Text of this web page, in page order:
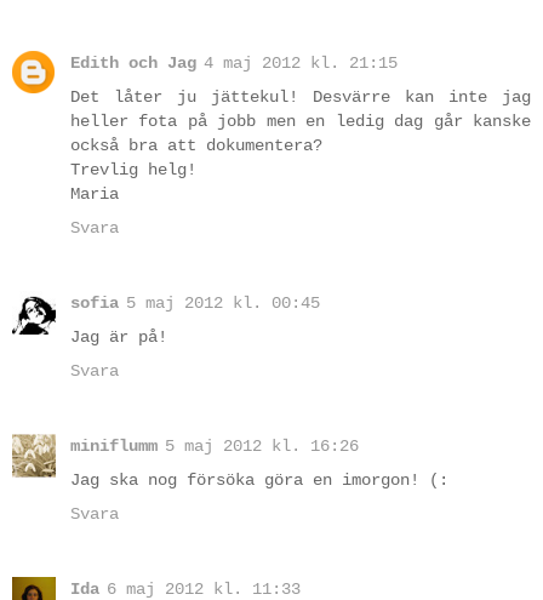
Edith och Jag 4 maj 2012 kl. 21:15
Det låter ju jättekul! Desvärre kan inte jag
heller fota på jobb men en ledig dag går kanske
också bra att dokumentera?
Trevlig helg!
Maria
Svara
sofia 5 maj 2012 kl. 00:45
Jag är på!
Svara
miniflumm 5 maj 2012 kl. 16:26
Jag ska nog försöka göra en imorgon! (:
Svara
Ida 6 maj 2012 kl. 11:33